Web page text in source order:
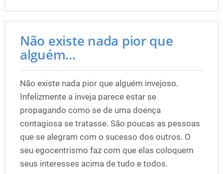
Não existe nada pior que
alguém...
Não existe nada pior que alguém invejoso.
Infelizmente a inveja parece estar se
propagando como se de uma doença
contagiosa se tratasse. São poucas as pessoas
que se alegram com o sucesso dos outros. O
seu egocentrismo faz com que elas coloquem
seus interesses acima de tudo e todos.